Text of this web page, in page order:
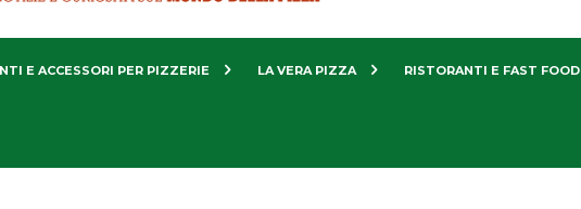
E ACCESSORI PER PIZZERIE LA VERA PIZZA RISTORANTI E FAST FOOD